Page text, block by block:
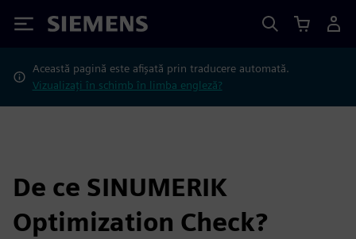
Siemens
Această pagină este afișată prin traducere automată.
Vizualizați în schimb în limba engleză?
De ce SINUMERIK
Optimization Check?